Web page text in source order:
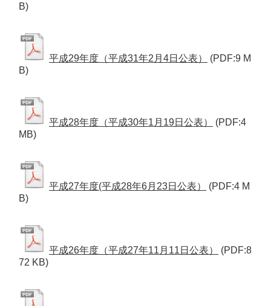
B)
平成29年度（平成31年2月4日公表）
(PDF:9 M
B)
平成28年度（平成30年1月19日公表）
(PDF:4
MB)
平成27年度(平成28年6月23日公表）
(PDF:4 M
B)
平成26年度（平成27年11月11日公表）
(PDF:8
72 KB)